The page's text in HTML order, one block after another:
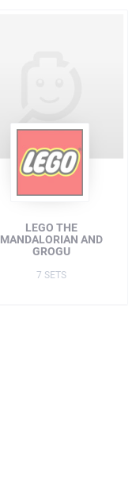
LEGO THE
MANDALORIAN AND
GROGU
7 SETS